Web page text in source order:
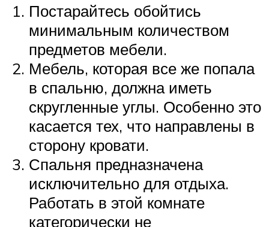
Постарайтесь обойтись
минимальным количеством
предметов мебели.
Мебель, которая все же попала
в спальню, должна иметь
скругленные углы. Особенно это
касается тех, что направлены в
сторону кровати.
Спальня предназначена
исключительно для отдыха.
Работать в этой комнате
категорически не